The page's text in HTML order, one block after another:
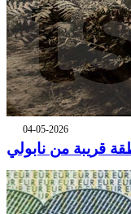
04-05-2026